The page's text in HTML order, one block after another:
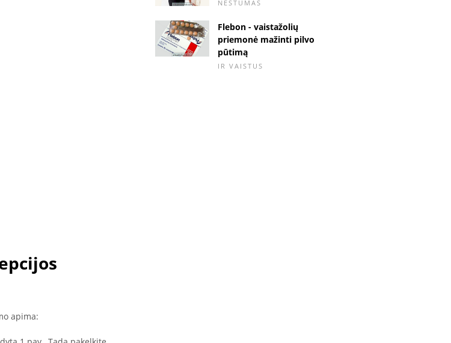
apima:
NĖŠTUMAS
Flebon - vaistažolių
priemonė mažinti pilvo
pūtimą
IR VAISTUS